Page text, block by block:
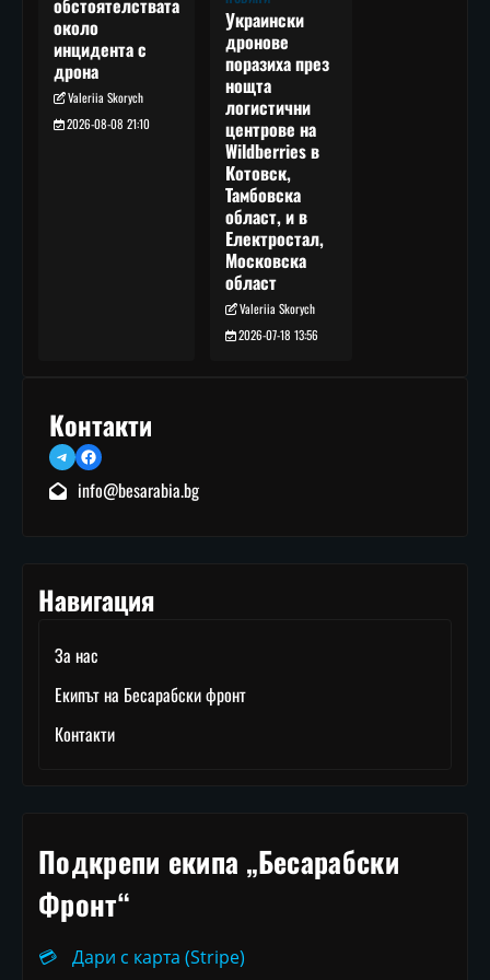
обстоятелствата
около
инцидента с
дрона
Valeriia Skorych
2026-08-08 21:10
Украински
дронове
поразиха през
нощта
логистични
центрове на
Wildberries в
Котовск,
Тамбовска
област, и в
Електростал,
Московска
област
Valeriia Skorych
2026-07-18 13:56
Контакти
TelegramFacebook
info@besarabia.bg
Навигация
За нас
Екипът на Бесарабски фронт
Контакти
Подкрепи екипа „Бесарабски
Фронт“
💳 Дари с карта (Stripe)